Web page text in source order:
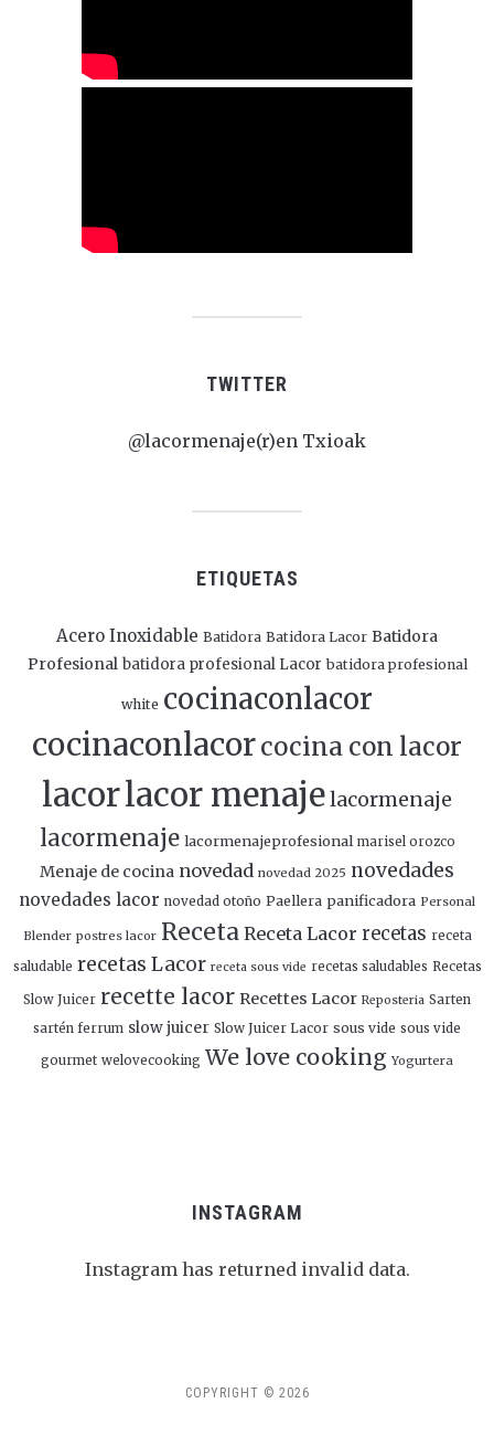
TWITTER
@lacormenaje(r)en Txioak
ETIQUETAS
Acero Inoxidable Batidora Batidora Lacor Batidora
Profesional batidora profesional Lacor batidora profesional
white cocinaconlacor
cocinaconlacorcocina con lacor
lacorlacor menajelacormenaje
lacormenaje lacormenajeprofesional marisel orozco
Menaje de cocina novedad novedad 2025 novedades
novedades lacor novedad otoño Paellera panificadora Personal
Blender postres lacor Receta Receta Lacor recetas receta
saludable recetas Lacor receta sous vide recetas saludables Recetas
Slow Juicer recette lacor Recettes Lacor Reposteria Sarten
sartén ferrum slow juicer Slow Juicer Lacor sous vide sous vide
gourmet welovecooking We love cooking Yogurtera
INSTAGRAM
Instagram has returned invalid data.
COPYRIGHT © 2026